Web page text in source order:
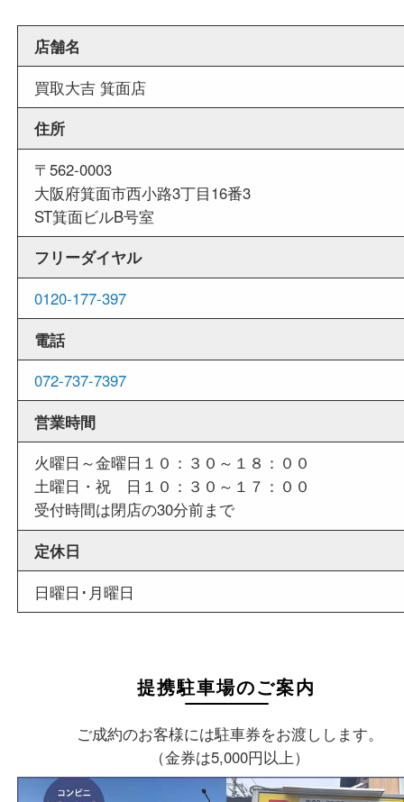
いお客様にもご利用しやすい買取専門店です。
外出ＯＫ
商品査定中の外出も出来ますので、査定中に用事
せていただくことも可能です。
店舗情報
店舗名
買取大吉 箕面店
大阪府箕面市西小路3丁目16番3
ST箕面ビルB号室
フリーダイヤル